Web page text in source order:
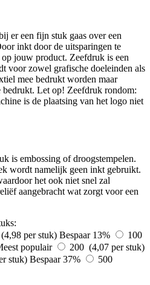
er een fijn stuk gaas over een
inkt door de uitsparingen te
jouw product. Zeefdruk is een
voor zowel grafische doeleinden als
mee bedrukt worden maar
Let op! Zeefdruk rondom:
is de plaatsing van het logo niet
is embossing of droogstempelen.
wordt namelijk geen inkt gebruikt.
het ook niet snel zal
aangebracht wat zorgt voor een
per stuk) Bespaar 13%
100
populair
200 (4,07 per stuk)
stuk) Bespaar 37%
500